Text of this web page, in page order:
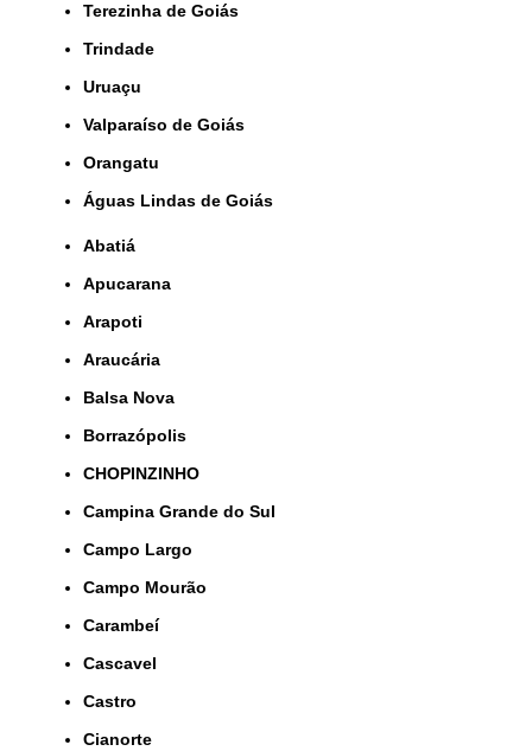
Terezinha de Goiás
Trindade
Uruaçu
Valparaíso de Goiás
orangatu
Águas Lindas de Goiás
Abatiá
Apucarana
Arapoti
Araucária
Balsa Nova
Borrazópolis
CHOPINZINHO
Campina Grande do Sul
Campo Largo
Campo Mourão
Carambeí
Cascavel
Castro
Cianorte